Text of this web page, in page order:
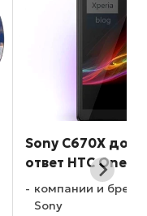
Sony C670X
ответ HTC One?
компании и
Sony